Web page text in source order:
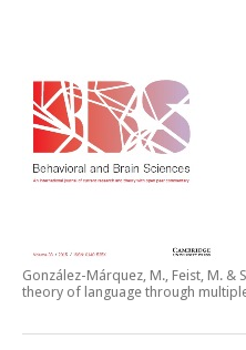
González-Márquez, M., Feist, M. &
theory of language through